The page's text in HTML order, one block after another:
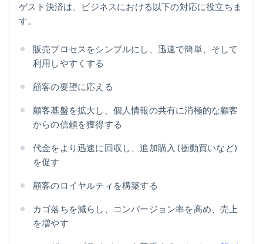
ゲスト決済は、ビジネスにおける以下の対応に役立ちま
す。
販売プロセスをシンプルにし、迅速で簡単、そして
利用しやすくする
顧客の要望に応える
顧客基盤を拡大し、個人情報の共有に消極的な顧客
からの信頼を獲得する
代金をより迅速に回収し、追加購入 (衝動買いなど)
を促す
顧客のロイヤルティを構築する
カゴ落ちを減らし、コンバージョン率を高め、売上
を増やす